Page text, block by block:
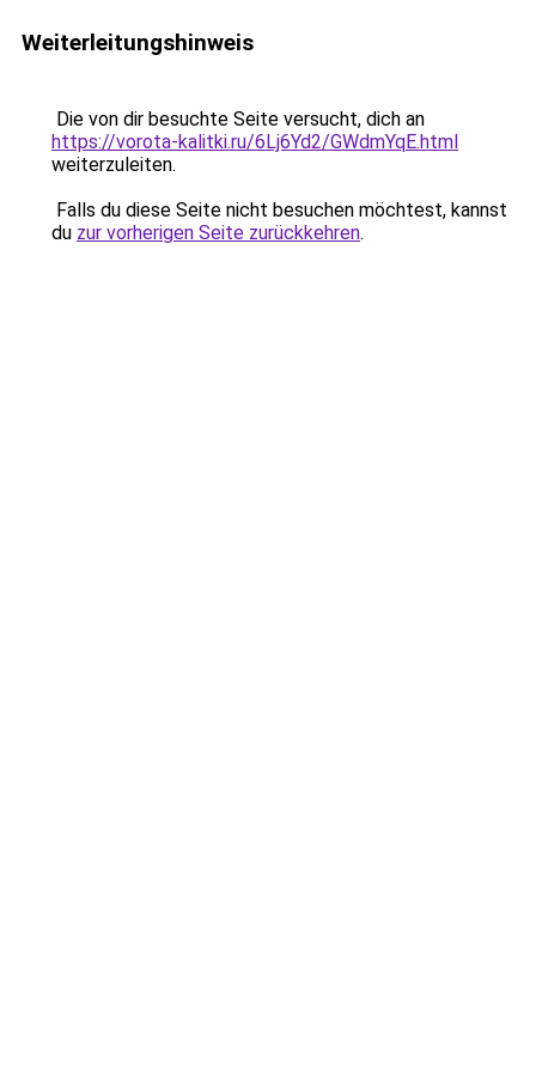
Weiterleitungshinweis
Die von dir besuchte Seite versucht, dich an
https://vorota-kalitki.ru/6Lj6Yd2/GWdmYqE.html
weiterzuleiten.
Falls du diese Seite nicht besuchen möchtest, kannst
du zur vorherigen Seite zurückkehren.